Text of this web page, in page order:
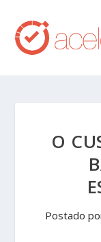
O
Postado